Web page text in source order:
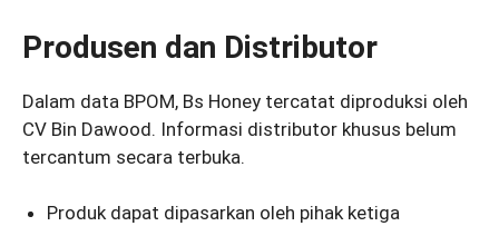
Produsen dan Distributor
Dalam data BPOM, Bs Honey tercatat diproduksi oleh
CV Bin Dawood. Informasi distributor khusus belum
tercantum secara terbuka.
Produk dapat dipasarkan oleh pihak ketiga